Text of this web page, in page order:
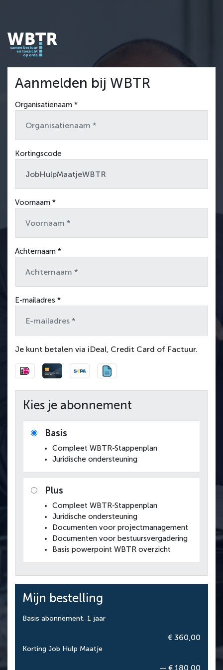
Aanmelden bij WBTR
Organisatienaam *
Kortingscode
Voornaam *
Achternaam *
E-mailadres *
Je kunt betalen via iDeal, Credit Card of Factuur.
Kies je abonnement
Basis
Compleet WBTR-Stappenplan
Juridische ondersteuning
Plus
Compleet WBTR-Stappenplan
Juridische ondersteuning
Documenten voor projectmanagement
Documenten voor bestuursvergadering
Basis powerpoint WBTR overzicht
Mijn bestelling
Basis abonnement, 1 jaar
€ 360,00
Korting Job Hulp Maatje
— € 180,00